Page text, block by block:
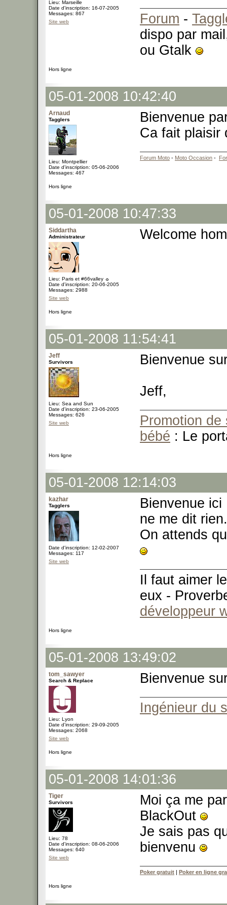
Lieu: Marseille
Date d'inscription: 16-07-2005
Messages: 867
Site web
Forum -
dispo par
ou Gtalk
Hors ligne
05-01-2008 10:42:40
Arnaud
Tagglers
Lieu: Montpellier
Date d'inscription: 05-06-2006
Messages: 467
Bienvenue
Ca fait plaisir
Forum Moto - Moto Occasion -
Hors ligne
05-01-2008 10:47:33
Siddartha
Administrateur
Lieu: Paris et #66valley ☼
Date d'inscription: 20-06-2005
Messages: 2988
Site web
Welcome
Hors ligne
05-01-2008 11:54:41
Jeff
Survivors
Lieu: Sea and Sun
Date d'inscription: 23-06-2005
Messages: 626
Site web
Bienvenue
Jeff,
Promotion de
bébé : Le
Hors ligne
05-01-2008 12:14:03
kazhar
Tagglers
Date d'inscription: 12-02-2007
Messages: 117
Site web
Bienvenue ici
ne me dit rien.
On attends
Il faut aimer
eux -
développeur
Hors ligne
05-01-2008 13:49:02
tom_sawyer
Search & Replace
Lieu: Lyon
Date d'inscription: 29-09-2005
Messages: 2068
Site web
Bienvenue
Ingénieur du
Hors ligne
05-01-2008 14:01:36
Tiger
Survivors
Lieu: 78
Date d'inscription: 08-06-2006
Messages: 640
Site web
Moi ça me
BlackOut
Je sais pas
bienvenu
Poker gratuit | Poker en ligne
Hors ligne